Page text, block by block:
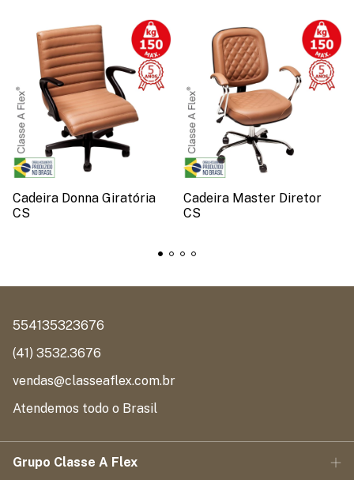
Cadeira Donna Giratória
CS
Cadeira Master Diretor
CS
554135323676
(41) 3532.3676
vendas@classeaflex.com.br
Atendemos todo o Brasil
Grupo Classe A Flex